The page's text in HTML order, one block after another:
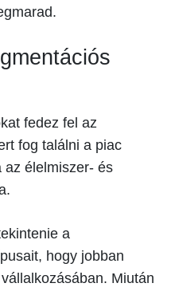
fedez fel az
fog találni a piac
az élelmiszer- és
a
hogy jobban
Miután